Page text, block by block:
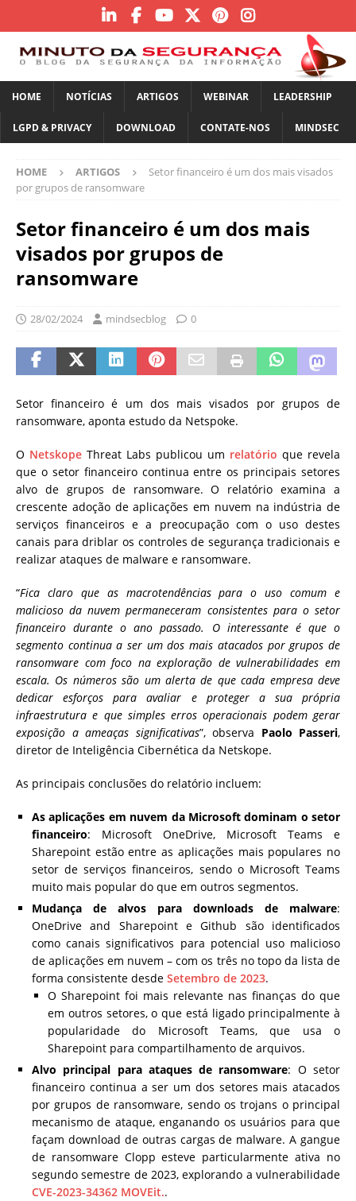
HOME NOTÍCIAS ARTIGOS WEBINAR LEADERSHIP
LGPD & PRIVACY DOWNLOAD CONTATE-NOS MINDSEC
HOME ARTIGOS
Setor financeiro é um dos mais visados
por grupos de ransomware
Setor financeiro é um dos mais
visados por grupos de
ransomware
28/02/2024 mindsecblog 0
Setor financeiro é um dos mais visados por grupos de
ransomware, aponta estudo da Netspoke.
O Netskope Threat Labs publicou um relatório que revela
que o setor financeiro continua entre os principais setores
alvo de grupos de ransomware. O relatório examina a
crescente adoção de aplicações em nuvem na indústria de
serviços financeiros e a preocupação com o uso destes
canais para driblar os controles de segurança tradicionais e
realizar ataques de malware e ransomware.
“Fica claro que as macrotendências para o uso comum e
malicioso da nuvem permaneceram consistentes para o setor
financeiro durante o ano passado. O interessante é que o
segmento continua a ser um dos mais atacados por grupos de
ransomware com foco na exploração de vulnerabilidades em
escala. Os números são um alerta de que cada empresa deve
dedicar esforços para avaliar e proteger a sua própria
infraestrutura e que simples erros operacionais podem gerar
exposição a ameaças significativas”, observa Paolo Passeri,
diretor de Inteligência Cibernética da Netskope.
As principais conclusões do relatório incluem:
As aplicações em nuvem da Microsoft dominam o setor
financeiro: Microsoft OneDrive, Microsoft Teams e
Sharepoint estão entre as aplicações mais populares no
setor de serviços financeiros, sendo o Microsoft Teams
muito mais popular do que em outros segmentos.
Mudança de alvos para downloads de malware:
OneDrive and Sharepoint e Github são identificados
como canais significativos para potencial uso malicioso
de aplicações em nuvem – com os três no topo da lista de
forma consistente desde Setembro de 2023.
O Sharepoint foi mais relevante nas finanças do que
em outros setores, o que está ligado principalmente à
popularidade do Microsoft Teams, que usa o
Sharepoint para compartilhamento de arquivos.
Alvo principal para ataques de ransomware: O setor
financeiro continua a ser um dos setores mais atacados
por grupos de ransomware, sendo os trojans o principal
mecanismo de ataque, enganando os usuários para que
façam download de outras cargas de malware. A gangue
de ransomware Clopp esteve particularmente ativa no
segundo semestre de 2023, explorando a vulnerabilidade
CVE-2023-34362 MOVEit..